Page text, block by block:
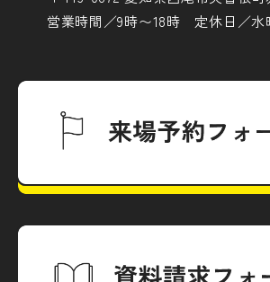
営業時間／9時〜18時 定休日／水